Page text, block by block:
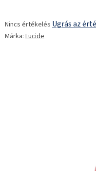
termék
átlagos
Nincs értékelés Ugrás az
Márka: Lucide